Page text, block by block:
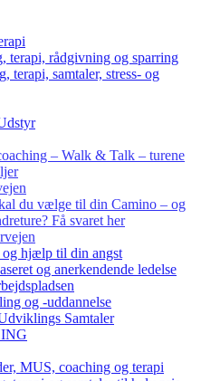
terapi, rådgivning og sparring
terapi, samtaler, stress- og
– Walk & Talk – turene
du vælge til din Camino – og
Få svaret her
og hjælp til din angst
og anerkendende ledelse
og -uddannelse
Samtaler
MUS, coaching og terapi